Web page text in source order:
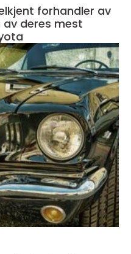
forhandler av
av deres mest